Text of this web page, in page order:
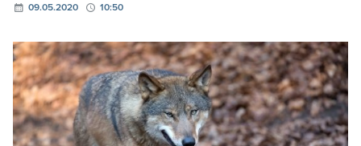
09.05.2020 10:50